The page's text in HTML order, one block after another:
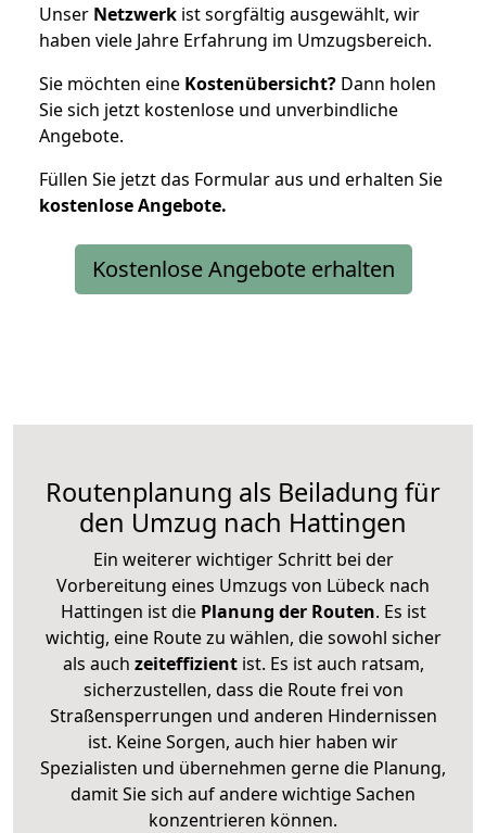
Unser Netzwerk ist sorgfältig ausgewählt, wir
haben viele Jahre Erfahrung im Umzugsbereich.
Sie möchten eine Kostenübersicht? Dann holen
Sie sich jetzt kostenlose und unverbindliche
Angebote.
Füllen Sie jetzt das Formular aus und erhalten Sie
kostenloseAngebote.
Kostenlose Angebote erhalten
Routenplanung als Beiladung für
den Umzug nach Hattingen
Ein weiterer wichtiger Schritt bei der
Vorbereitung eines Umzugs von Lübeck nach
Hattingen ist diePlanung der Routen. Es ist
wichtig, eine Route zu wählen, die sowohl sicher
als auch zeiteffizientist. Es ist auch ratsam,
sicherzustellen, dass die Route frei von
Straßensperrungen und anderen Hindernissen
ist. Keine Sorgen, auch hier haben wir
Spezialisten und übernehmen gerne die Planung,
damit Sie sich auf andere wichtige Sachen
konzentrieren können.